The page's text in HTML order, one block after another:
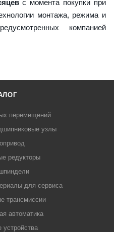
с момента покупки при
монтажа, режима и
компанией
перемещений
узлы
редукторы
для сервиса
трансмиссии
автоматика
устройства